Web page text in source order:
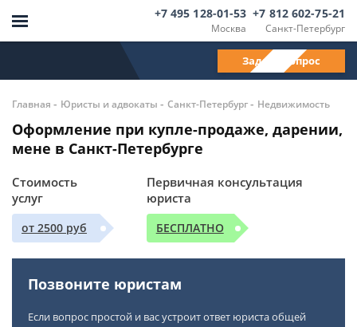
Москва
+7 495 128-01-53
Санкт-Петербург
+7 812 602-75-21
Задать вопрос
Главная - Юристы и адвокаты - Санкт-Петербург- Недвижимость
Оформление при купле-продаже, дарении,
мене в Санкт-Петербурге
Стоимость
услуг
от 2500 руб
Первичная консультация
юриста
БЕСПЛАТНО
Позвоните юристам
Если вопрос простой и вас устроит ответ юриста общей